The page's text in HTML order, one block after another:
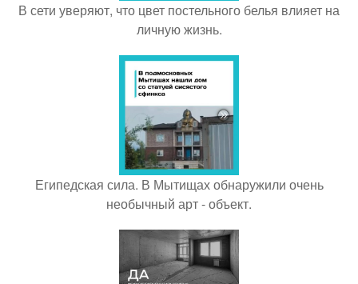
В сети уверяют, что цвет постельного белья влияет на
личную жизнь.
Египедская сила. В Мытищах обнаружили очень
необычный арт - объект.